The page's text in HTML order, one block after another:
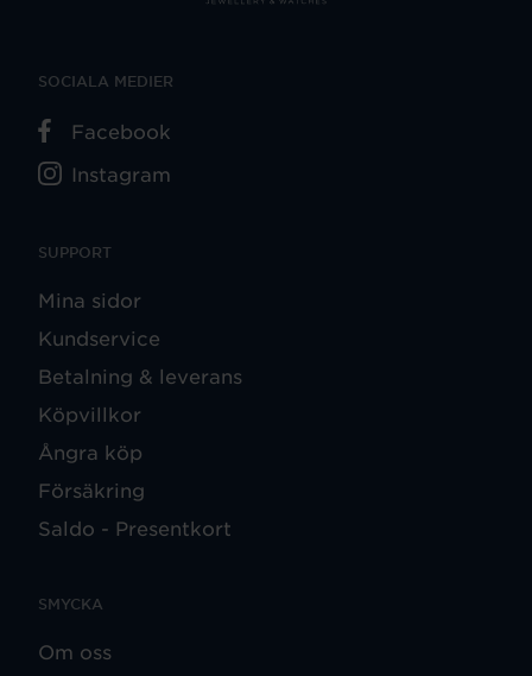
SUPPORT
Mina sidor
Kundservice
Betalning & leverans
Köpvillkor
Ångra köp
Försäkring
Saldo - Presentkort
SMYCKA
Om oss
SOCIALA MEDIER
Facebook
Instagram